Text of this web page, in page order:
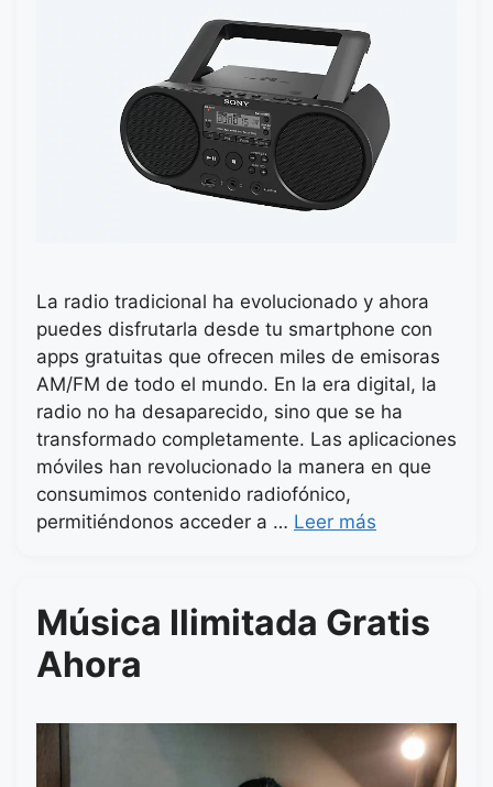
La radio tradicional ha evolucionado y ahora
puedes disfrutarla desde tu smartphone con
apps gratuitas que ofrecen miles de emisoras
AM/FM de todo el mundo. En la era digital, la
radio no ha desaparecido, sino que se ha
transformado completamente. Las aplicaciones
móviles han revolucionado la manera en que
consumimos contenido radiofónico,
permitiéndonos acceder a … Leer más
Música Ilimitada Gratis
Ahora